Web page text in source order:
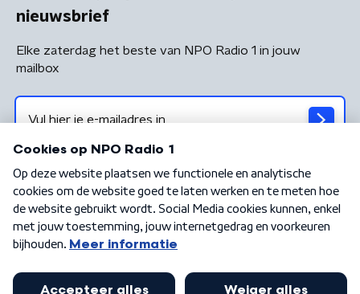
nieuwsbrief
Elke zaterdag het beste van NPO Radio 1 in jouw
mailbox
Algemene voorwaarden Privacybeleid